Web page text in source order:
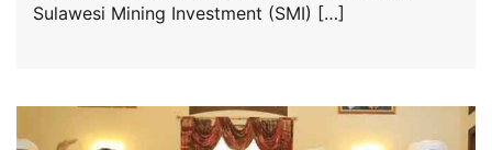
Sulawesi Mining Investment (SMI) […]